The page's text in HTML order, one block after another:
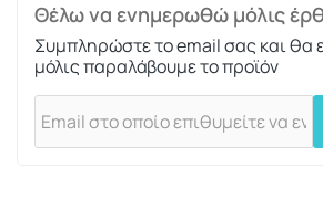
Θέλω να ενημερωθώ μόλις
Συμπληρώστε το email σας και θα
μόλις παραλάβουμε το προϊόν